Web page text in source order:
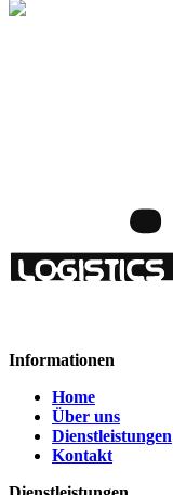
Informationen
Home
Über uns
Dienstleistungen
Kontakt